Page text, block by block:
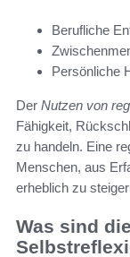
Berufliche
Persönliche
Der Nutzen von
Fähigkeit,
zu handeln. Eine
Menschen, aus
erheblich zu
Was sind